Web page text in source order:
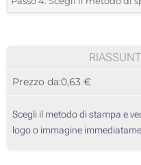
3 Colori (Su un lato)
Senza stampa
230
575
1150
Prezzo da:0,63 €
Scegli il metodo di stampa e
logo o immagine